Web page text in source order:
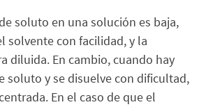
soluto en una solución es baja,
solvente con facilidad, y la
diluida. En cambio, cuando hay
soluto y se disuelve con dificultad,
En el caso de que el